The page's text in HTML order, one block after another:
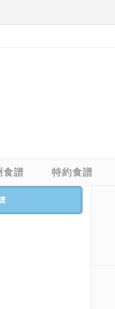
食譜 特約食譜